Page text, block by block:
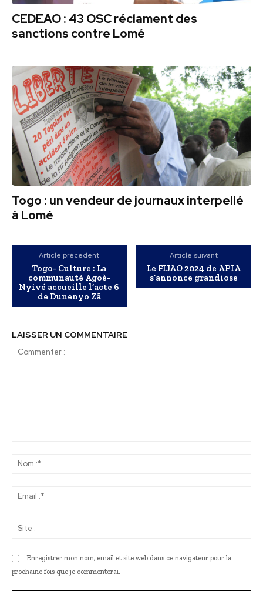
CEDEAO : 43 OSC réclament des
sanctions contre Lomé
Togo : un vendeur de journaux interpellé
à Lomé
Article précédent
Togo- Culture : La
communauté Agoè-
Nyivé accueille l’acte 6
de Dunenyo Zã
Article suivant
Le FIJAO 2024 de APIA
s’annonce grandiose
LAISSER UN COMMENTAIRE
Enregistrer mon nom, email et site web dans ce navigateur pour la
prochaine fois que je commenterai.